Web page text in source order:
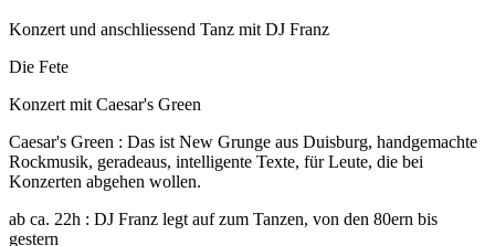
Konzert und anschliessend Tanz mit DJ Franz
Die Fete
Konzert mit Caesar's Green
Caesar's Green : Das ist New Grunge aus Duisburg, handgemachte
Rockmusik, geradeaus, intelligente Texte, für Leute, die bei
Konzerten abgehen wollen.
ab ca. 22h : DJ Franz legt auf zum Tanzen, von den 80ern bis
gestern